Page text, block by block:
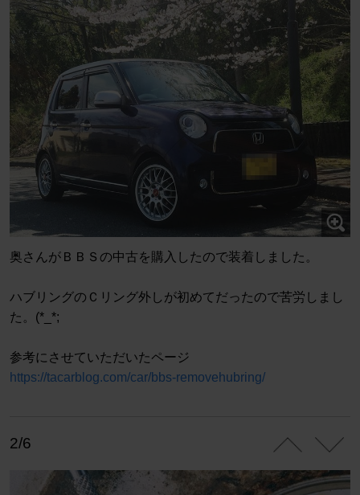
奥さんがＢＢＳの中古を購入したので装着しました。
ハブリングのＣリング外しが初めてだったので苦労しまし
た。(*_*;
参考にさせていただいたページ
https://tacarblog.com/car/bbs-removehubring/
2/6